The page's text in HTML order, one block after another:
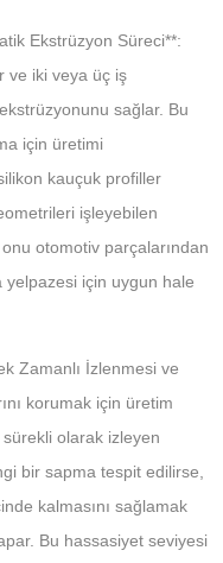
Ekstrüzyon Süreci**:
ve iki veya üç iş
sağlar. Bu
için üretimi
kauçuk profiller
işleyebilen
otomotiv parçalarından
yelpazesi için uygun hale
Zamanlı İzlenmesi ve
korumak için üretim
sürekli olarak izleyen
bir sapma tespit edilirse,
kalmasını sağlamak
Bu hassasiyet seviyesi